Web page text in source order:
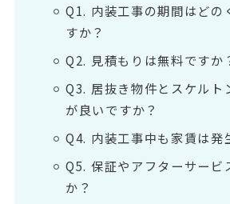
Q1. 内装工事の期間はどの
すか？
Q2. 見積もりは無料ですか
Q3. 居抜き物件とスケルト
が良いですか？
Q4. 内装工事中も家賃は発
Q5. 保証やアフターサービ
か？